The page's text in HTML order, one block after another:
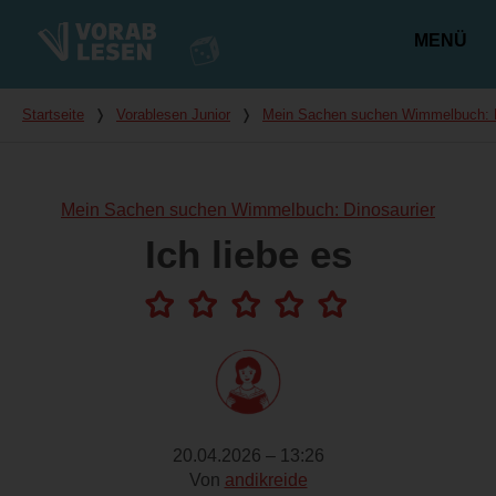
MENÜ
Du bist hier
Startseite ❭ Vorablesen Junior ❭ Mein Sachen suchen Wimmelbuch:
Mein Sachen suchen Wimmelbuch: Dinosaurier
Ich liebe es
20.04.2026 – 13:26
Von andikreide